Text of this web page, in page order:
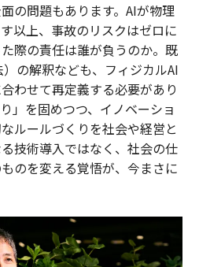
の問題もあります。AIが物理
以上、事故のリスクはゼロに
際の責任は誰が負うのか。既
の解釈なども、フィジカルAI
わせて再定義する必要があり
」を固めつつ、イノベーショ
ルールづくりを社会や経営と
技術導入ではなく、社会の仕
のを変える覚悟が、今まさに